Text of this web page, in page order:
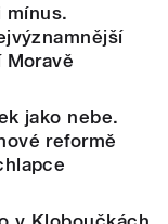
mínus.
Moravě
jako nebe.
reformě